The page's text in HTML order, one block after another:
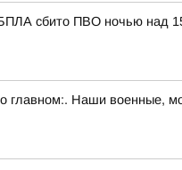
сбито ПВО ночью над
главном:. Наши военные,